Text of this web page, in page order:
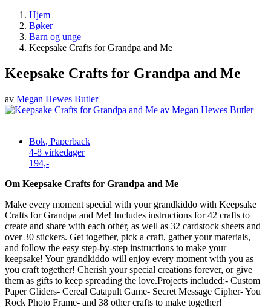
Hjem
Bøker
Barn og unge
Keepsake Crafts for Grandpa and Me
Keepsake Crafts for Grandpa and Me
av Megan Hewes Butler
Bok, Paperback
4-8 virkedager
194,-
Om Keepsake Crafts for Grandpa and Me
Make every moment special with your grandkiddo with Keepsake
Crafts for Grandpa and Me! Includes instructions for 42 crafts to
create and share with each other, as well as 32 cardstock sheets and
over 30 stickers. Get together, pick a craft, gather your materials,
and follow the easy step-by-step instructions to make your
keepsake! Your grandkiddo will enjoy every moment with you as
you craft together! Cherish your special creations forever, or give
them as gifts to keep spreading the love.Projects included:- Custom
Paper Gliders- Cereal Catapult Game- Secret Message Cipher- You
Rock Photo Frame- and 38 other crafts to make together!